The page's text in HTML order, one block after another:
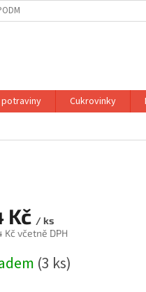
OCHRANY OSOBNÍCH ÚDAJŮ
potraviny Cukrovinky
Kč / ks
Kč včetně DPH
(3 ks)